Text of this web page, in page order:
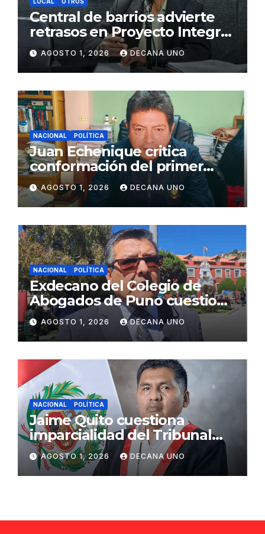
LOCAL OTROS
Central de barrios advierte
retrasos en Proyecto Integral
de Agua y Alcantarillado para
Juliaca
AGOSTO 1, 2026 DECANA UNO
NACIONAL POLÍTICA
Juan Echenique critica
conformación del primer
gabinete ministerial de Keiko
Fujimori
AGOSTO 1, 2026 DECANA UNO
NACIONAL POLÍTICA
Exdecano del Colegio de
Abogados de Puno cuestiona
propuestas sobre seguridad
ciudadana
AGOSTO 1, 2026 DECANA UNO
NACIONAL POLÍTICA
Jaime Quito cuestiona
imparcialidad del Tribunal
Constitucional tras liberación
de Ollanta Humala
AGOSTO 1, 2026 DECANA UNO